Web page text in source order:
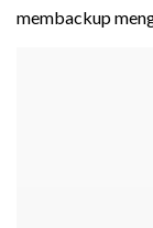
membackup